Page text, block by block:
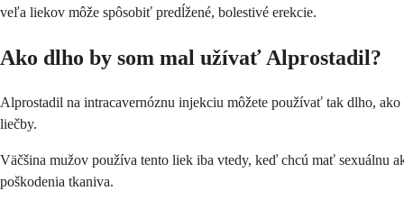
veľa liekov môže spôsobiť predĺžené, bolestivé erekcie.
Ako dlho by som mal užívať Alprostadil?
Alprostadil na intracavernóznu injekciu môžete používať tak dlho,
liečby.
Väčšina mužov používa tento liek iba vtedy, keď chcú mať sexuálnu
poškodenia tkaniva.